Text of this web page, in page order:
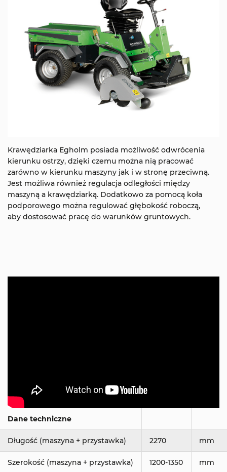
Krawędziarka Egholm posiada możliwość odwrócenia
kierunku ostrzy, dzięki czemu można nią pracować
zarówno w kierunku maszyny jak i w stronę przeciwną.
Jest możliwa również regulacja odległości między
maszyną a krawędziarką. Dodatkowo za pomocą koła
podporowego można regulować głębokość roboczą,
aby dostosować pracę do warunków gruntowych.
Dane techniczne
Długość (maszyna + przystawka) 2270 mm
Szerokość (maszyna + przystawka) 1200-1350 mm